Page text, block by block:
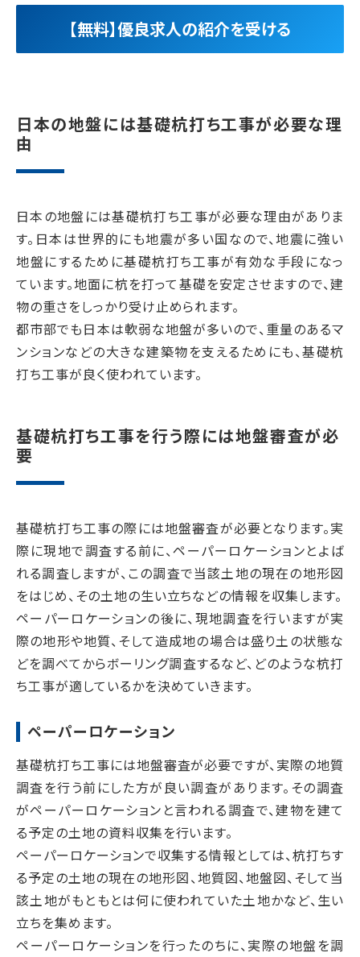
【無料】優良求人の紹介を受ける
日本の地盤には基礎杭打ち工事が必要な理
由
日本の地盤には基礎杭打ち工事が必要な理由がありま
す。日本は世界的にも地震が多い国なので、地震に強い
地盤にするために基礎杭打ち工事が有効な手段になっ
ています。地面に杭を打って基礎を安定させますので、建
物の重さをしっかり受け止められます。
都市部でも日本は軟弱な地盤が多いので、重量のあるマ
ンションなどの大きな建築物を支えるためにも、基礎杭
打ち工事が良く使われています。
基礎杭打ち工事を行う際には地盤審査が必
要
基礎杭打ち工事の際には地盤審査が必要となります。実
際に現地で調査する前に、ペーパーロケーションとよば
れる調査しますが、この調査で当該土地の現在の地形図
をはじめ、その土地の生い立ちなどの情報を収集します。
ペーパーロケーションの後に、現地調査を行いますが実
際の地形や地質、そして造成地の場合は盛り土の状態な
どを調べてからボーリング調査するなど、どのような杭打
ち工事が適しているかを決めていきます。
ペーパーロケーション
基礎杭打ち工事には地盤審査が必要ですが、実際の地質
調査を行う前にした方が良い調査があります。その調査
がペーパーロケーションと言われる調査で、建物を建て
る予定の土地の資料収集を行います。
ペーパーロケーションで収集する情報としては、杭打ちす
る予定の土地の現在の地形図、地質図、地盤図、そして当
該土地がもともとは何に使われていた土地かなど、生い
立ちを集めます。
ペーパーロケーションを行ったのちに、実際の地盤を調